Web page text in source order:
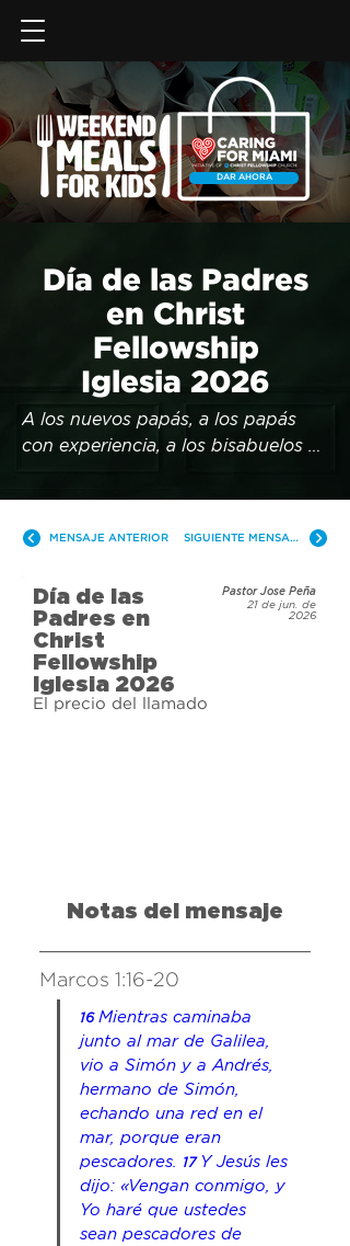
DAR AHORA
Día de las Padres
en Christ
Fellowship
Iglesia 2026
A los nuevos papás, a los papás
con experiencia, a los bisabuelos y
queremos celebrarlos este Día del
MENSAJE ANTERIOR SIGUIENTE MENSAJE
Día de las
Padres en
Christ
Fellowship
Iglesia 2026
El precio del llamado
Pastor Jose Peña
21 de jun. de
2026
Notas del mensaje
Marcos 1:16-20
16 Mientras caminaba
junto al mar de Galilea,
vio a Simón y a Andrés,
hermano de Simón,
echando una red en el
mar, porque eran
pescadores.
17 Y Jesús les
dijo: «Vengan conmigo, y
Yo haré que ustedes
sean pescadores de